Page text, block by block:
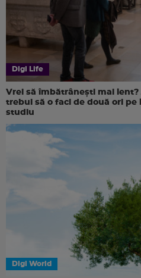
Digi Life
Vrei să îmbătrânești mai
trebui să o faci de două ori
studiu
Digi World